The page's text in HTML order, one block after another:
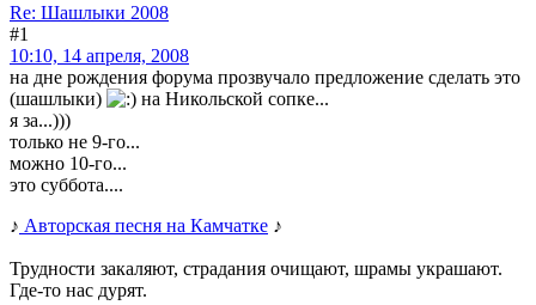
Re: Шашлыки 2008
#1
10:10, 14 апреля, 2008
на дне рождения форума прозвучало предложение сделать это
(шашлыки)
на Никольской сопке...
я за...)))
только не 9-го...
можно 10-го...
это суббота....
♪ Авторская песня на Камчатке ♪
Трудности закаляют, страдания очищают, шрамы украшают.
Где-то нас дурят.